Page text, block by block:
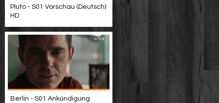
Pluto - S01 Vorschau (Deutsch)
HD
Berlin - S01 Ankündigung